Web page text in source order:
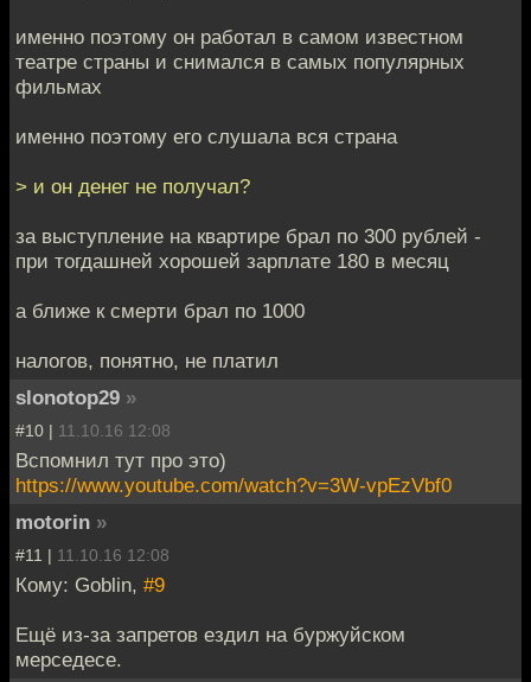
именно поэтому он работал в самом известном
театре страны и снимался в самых популярных
фильмах
именно поэтому его слушала вся страна
> и он денег не получал?
за выступление на квартире брал по 300 рублей -
при тогдашней хорошей зарплате 180 в месяц
а ближе к смерти брал по 1000
налогов, понятно, не платил
slonotop29 »
#10 | 11.10.16 12:08
Вспомнил тут про это)
https://www.youtube.com/watch?v=3W-vpEzVbf0
motorin »
#11 | 11.10.16 12:08
Кому: Goblin, #9
Ещё из-за запретов ездил на буржуйском
мерседесе.